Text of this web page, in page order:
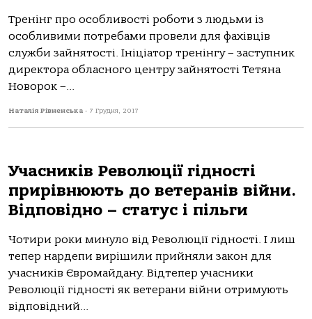
Тренінг про особливості роботи з людьми із
особливими потребами провели для фахівців
служби зайнятості. Ініціатор тренінгу – заступник
директора обласного центру зайнятості Тетяна
Новорок –...
Наталія Рівненська - 7 Грудня, 2017
Учасників Революції гідності
прирівнюють до ветеранів війни.
Відповідно – статус і пільги
Чотири роки минуло від Революції гідності. І лиш
тепер нардепи вирішили прийняли закон для
учасників Євромайдану. Відтепер учасники
Революції гідності як ветерани війни отримують
відповідний...